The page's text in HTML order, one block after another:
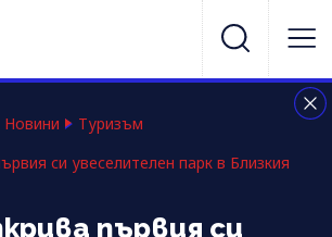
Новини
Туризъм
си увеселителен парк в Близкия
първия си